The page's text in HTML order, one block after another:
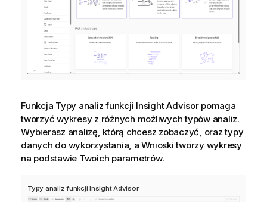
Funkcja Typy analiz funkcji Insight Advisorpomaga
tworzyć wykresyz różnych możliwych typów analiz.
Wybierasz analizę, którą chcesz zobaczyć, oraz typy
danych do wykorzystania, aWnioskitworzy wykresy
na podstawie Twoich parametrów.
Typy analiz funkcji Insight Advisor